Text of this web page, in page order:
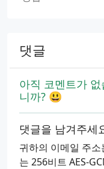
댓글
아직 코멘트가
니까? 😃
댓글을 남겨주세
귀하의 이메일 주
는 256비트 AES-